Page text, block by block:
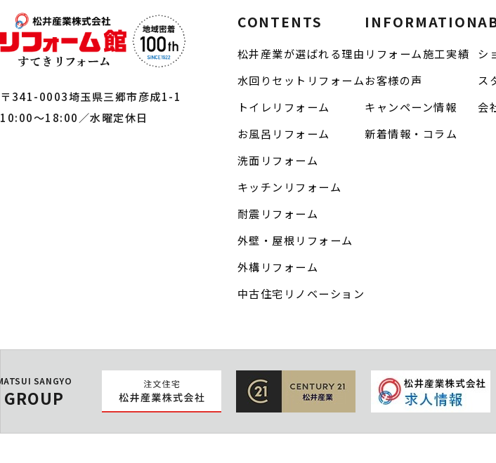
〒341-0003埼玉県三郷市彦成1-1
10:00～18:00／水曜定休日
CONTENTS
松井産業が選ばれる理由
水回りセットリフォーム
トイレリフォーム
お風呂リフォーム
洗面リフォーム
キッチンリフォーム
耐震リフォーム
外壁・屋根リフォーム
外構リフォーム
中古住宅リノベーション
INFORMATION
リフォーム施工実績
お客様の声
キャンペーン情報
新着情報・コラム
シ
ス
会
SANGYO
GROUP